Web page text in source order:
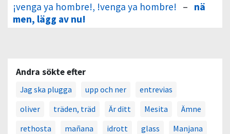
¡venga ya hombre!, !venga ya hombre! – nä
men, lägg av nu!
Andra sökte efter
Jag ska plugga upp och ner
entrevias
oliver
träden, träd Är ditt Mesita
Ämne
rethosta
mañana idrott glass
Manjana